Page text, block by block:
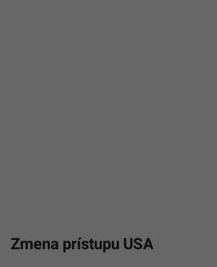
Zmena prístupu USA